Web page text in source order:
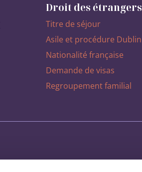
Droit des étrangers
Titre de séjour
Asile et procédure Dublin
Nationalité française
Demande de visas
Regroupement familial